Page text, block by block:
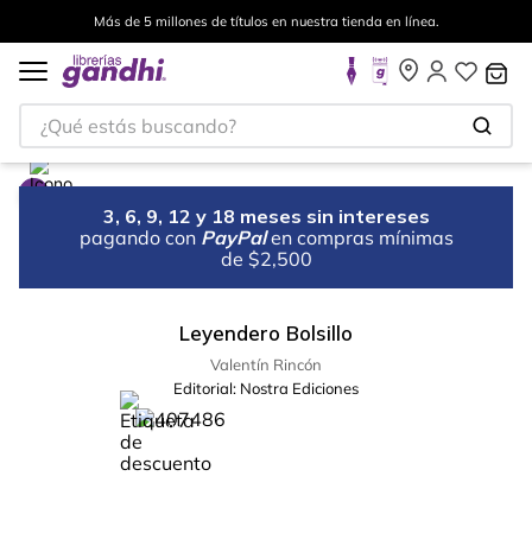
Más de 5 millones de títulos en nuestra tienda en línea.
¿Qué estás buscando?
3, 6, 9, 12 y 18 meses sin intereses
pagando con PayPal en compras mínimas
de $2,500
Leyendero Bolsillo
Valentín Rincón
Editorial: Nostra Ediciones
-10%